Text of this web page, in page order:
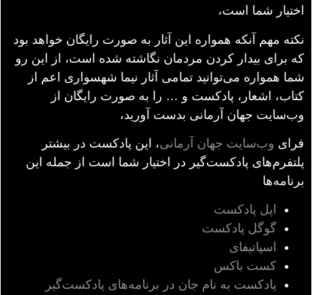
اختیار شما است،
نکته مهم آنکه همواره این آثار به صورت رایگان خواهد بود
که برای بیدار کردن مردمان نگاشته شده است، از این رو
شما همواره می‌توانید تمامی آثار نیما شهسواری اعم از
کتاب، اشعار، پادکست و … را به صورت رایگان از
وب‌سایت جهان آرمانی بدست آورید،
فرای وب‌سایت جهان آرمانی، این پادکست در بیشتر
پلتفرم‌های پادکست‌گیر در اختیار شما است از جمله این
برنامه‌ها
اپل پادکست
گوگل پادکست
اسپاتیفای
کست باکس
پادکست به نام جان در برنامه‌های پادکست‌‌گیر